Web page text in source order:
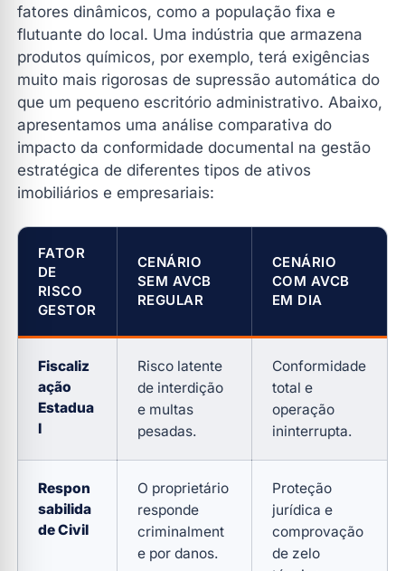
fatores dinâmicos, como a população fixa e
flutuante do local. Uma indústria que armazena
produtos químicos, por exemplo, terá exigências
muito mais rigorosas de supressão automática do
que um pequeno escritório administrativo. Abaixo,
apresentamos uma análise comparativa do
impacto da conformidade documental na gestão
estratégica de diferentes tipos de ativos
imobiliários e empresariais:
FATOR
DE
RISCO
GESTOR
CENÁRIO
SEM AVCB
REGULAR
CENÁRIO
COM AVCB
EM DIA
Fiscaliz
ação
Estadua
l
Risco latente
de interdição
e multas
pesadas.
Conformidade
total e
operação
ininterrupta.
Respon
sabilida
de Civil
O proprietário
responde
criminalment
e por danos.
Proteção
jurídica e
comprovação
de zelo